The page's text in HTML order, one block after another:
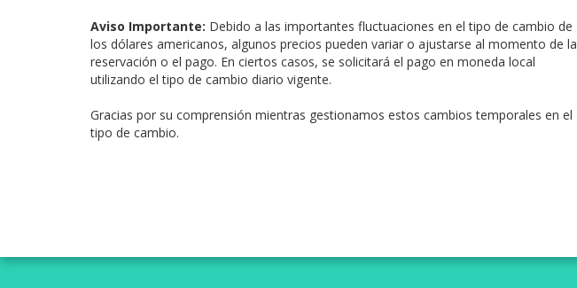
Aviso Importante: Debido a las importantes fluctuaciones en el tipo de cambio de
los dólares americanos, algunos precios pueden variar o ajustarse al momento de la
reservación o el pago. En ciertos casos, se solicitará el pago en moneda local
utilizando el tipo de cambio diario vigente.
Gracias por su comprensión mientras gestionamos estos cambios temporales en el
tipo de cambio.